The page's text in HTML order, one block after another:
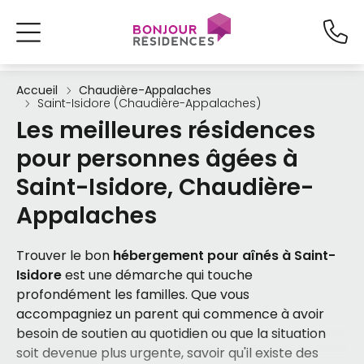
Accueil
Chaudière-Appalaches
Saint-Isidore (Chaudière-Appalaches)
Les meilleures résidences
pour personnes âgées à
Saint-Isidore, Chaudière-
Appalaches
Trouver le bon hébergement pour aînés à Saint-
Isidoreest une démarche qui touche
profondément les familles. Que vous
accompagniez un parent qui commence à avoir
besoin de soutien au quotidien ou que la situation
soit devenue plus urgente, savoir qu'il existe des